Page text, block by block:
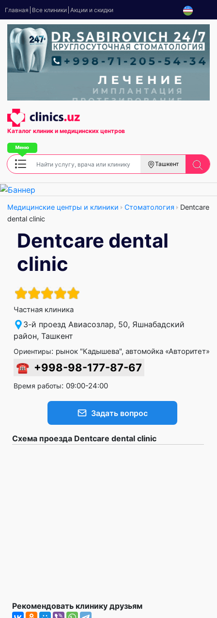
Главная Все клиники Акции и скидки
Каталог клиник и медицинских центров
Ташкент
Медицинские центры и клиники Стоматология
Dentcare
dental clinic
Dentcare dental
clinic
Частная клиника
3-й проезд Авиасозлар, 50, Яшнабадский
район, Ташкент
Ориентиры: рынок "Кадышева", автомойка «Авторитет»
☎ +998-98-177-87-67
Время работы: 09:00-24:00
Задать вопрос
Схема проезда Dentcare dental clinic
Рекомендовать клинику друзьям